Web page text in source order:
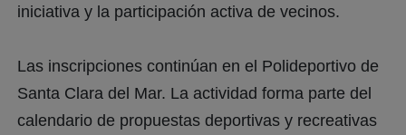
iniciativa y la participación activa de vecinos.
Las inscripciones continúan en el Polideportivo de
Santa Clara del Mar. La actividad forma parte del
calendario de propuestas deportivas y recreativas